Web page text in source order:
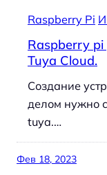
Raspberry Pi
Raspberry pi
Tuya Cloud.
Создание
делом нужно
tuya.…
Фев 18, 2023